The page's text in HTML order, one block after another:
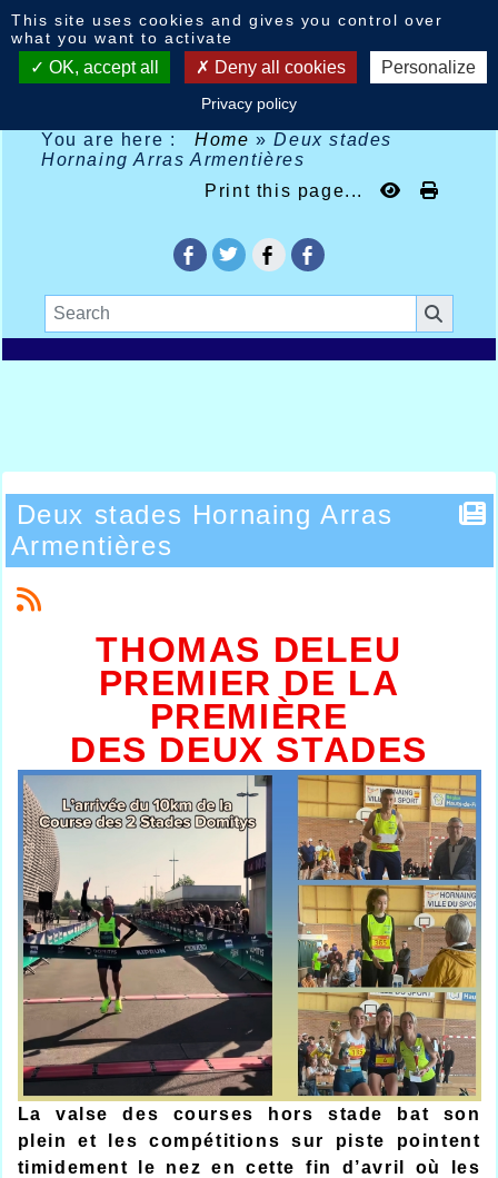
You are here : Home»Deux stades
Hornaing Arras Armentières
Print this page...
Deux stades Hornaing Arras
Armentières
THOMAS DELEU
PREMIER DE LA
PREMIÈRE
DES DEUX STADES
La valse des courses hors stade bat son
plein et les compétitions sur piste pointent
timidement le nez en cette fin d’avril où les
This site uses cookies and gives you control over
what you want to activate
OK, accept all Deny all cookies Personalize
Privacy policy